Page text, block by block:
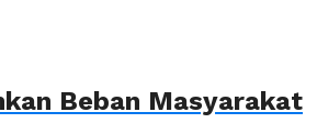
Beban Masyarakat